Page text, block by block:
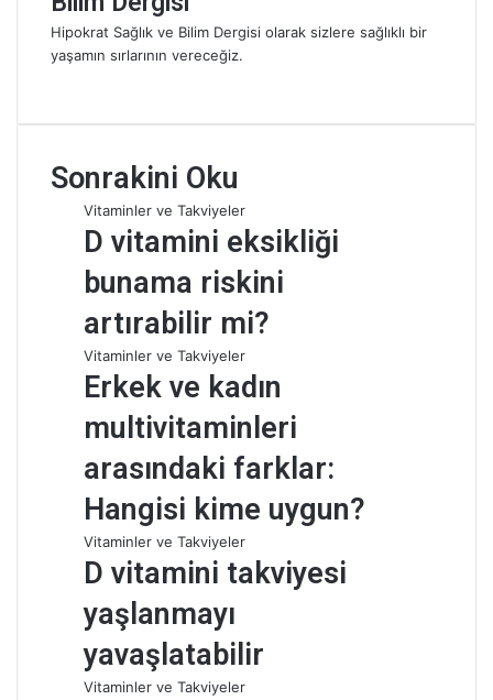
Hipokrat Sağlık ve Bilim Dergisi olarak sizlere sağlıklı bir
yaşamın sırlarının vereceğiz.
b
i
t
Sonrakini Oku
Vitaminler ve Takviyeler
D vitamini eksikliği
bunama riskini
artırabilir mi?
Vitaminler ve Takviyeler
Erkek ve kadın
multivitaminleri
arasındaki farklar:
Hangisi kime uygun?
Vitaminler ve Takviyeler
D vitamini takviyesi
yaşlanmayı
yavaşlatabilir
Vitaminler ve Takviyeler